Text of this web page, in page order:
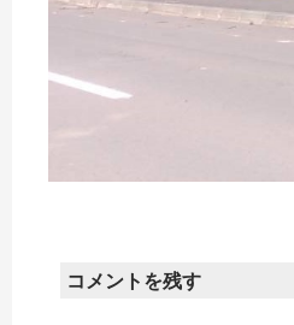
コメントを残す